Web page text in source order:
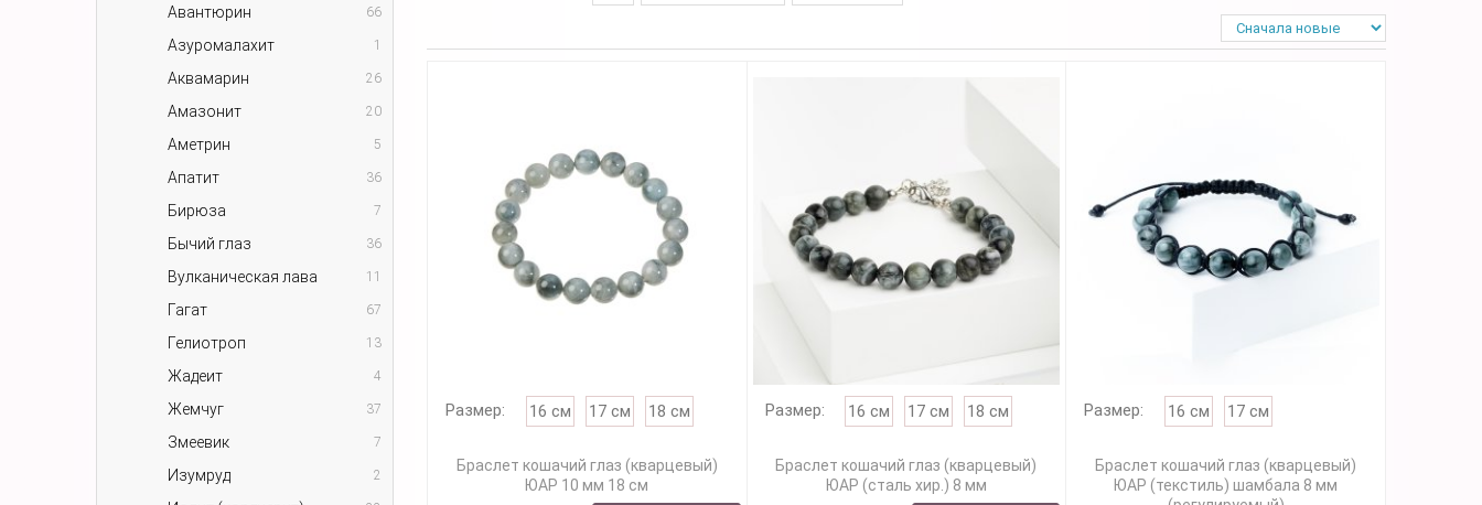
Авантюрин 66
Азуромалахит 1
Аквамарин 26
Амазонит 20
Аметрин 5
Апатит 36
Бирюза 7
Бычий глаз 36
Вулканическая лава 11
Гагат 67
Гелиотроп 13
Жадеит 4
Жемчуг 37
Змеевик 7
Изумруд 2
Размер: 16 см 17 см 18 см
Браслет кошачий глаз (кварцевый)
ЮАР 10 мм 18 см
Размер: 16 см 17 см 18 см
Браслет кошачий глаз (кварцевый)
ЮАР (сталь хир.) 8 мм
Размер: 16 см 17 см
Браслет кошачий глаз (кварцевый)
ЮАР (текстиль) шамбала 8 мм